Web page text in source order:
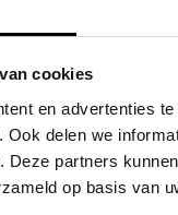
cookies
en advertenties
delen we
Deze partners
op basis van